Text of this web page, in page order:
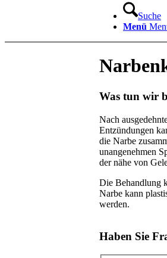
Suche
Menü
Was tun wir
Nach
Entzündungen
die Narbe
unangenehmen
der nähe von
Die Behandlung
Narbe kann
werden.
Haben Sie